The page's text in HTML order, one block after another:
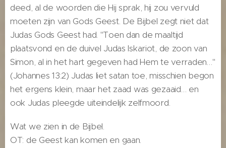
deed, al de woorden die Hij sprak, hij zou vervuld
moeten zijn van Gods Geest. De Bijbel zegt niet dat
Judas Gods Geest had. "Toen dan de maaltijd
plaatsvond en de duivel Judas Iskariot, de zoon van
Simon, al in het hart gegeven had Hem te verraden…"
(Johannes 13:2) Judas liet satan toe, misschien begon
het ergens klein, maar het zaad was gezaaid… en
ook Judas pleegde uiteindelijk zelfmoord.
Wat we zien in de Bijbel.
OT: de Geest kan komen en gaan.